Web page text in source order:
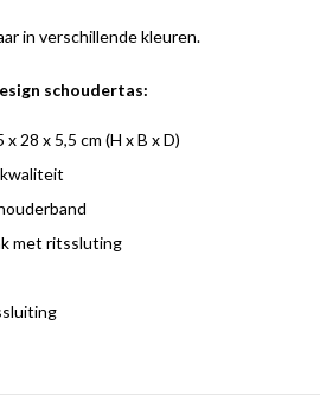
in verschillende kleuren.
schoudertas:
28 x 5,5 cm (H x B x D)
met ritssluting